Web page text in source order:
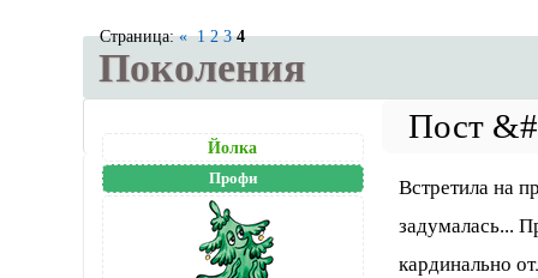
Поколения
Страница:« 1 2 3 4
Йолка
Профи
Встретила на
задумалась...
кардинально